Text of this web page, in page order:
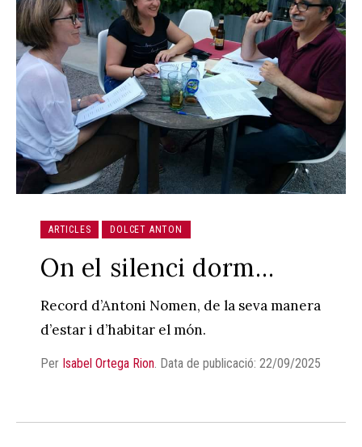
ARTICLES DOLCET ANTON
On el silenci dorm…
Record d’Antoni Nomen, de la seva manera
d’estar i d’habitar el món.
Per Isabel Ortega Rion Data de publicació: 22/09/2025